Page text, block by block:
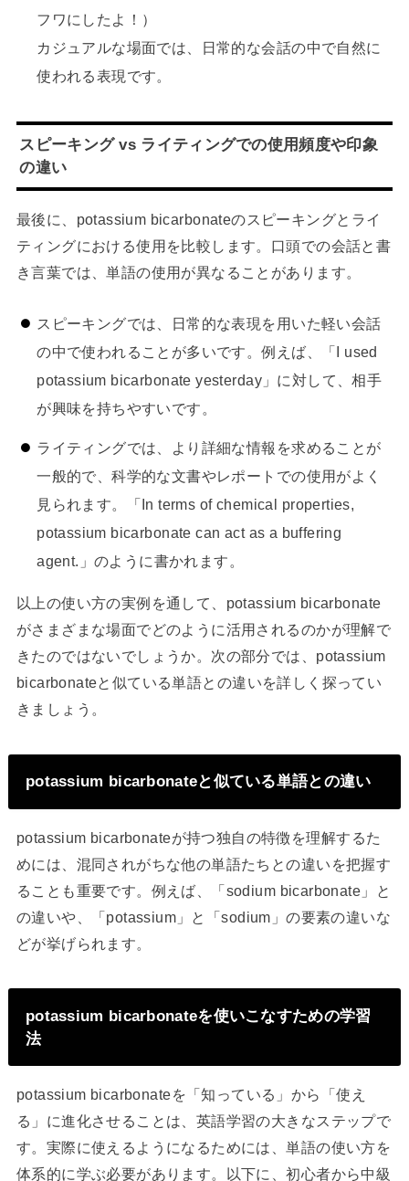
フワにしたよ！）
カジュアルな場面では、日常的な会話の中で自然に
使われる表現です。
スピーキング vs ライティングでの使用頻度や印象
の違い
最後に、potassium bicarbonateのスピーキングとライ
ティングにおける使用を比較します。口頭での会話と書
き言葉では、単語の使用が異なることがあります。
スピーキングでは、日常的な表現を用いた軽い会話
の中で使われることが多いです。例えば、「I used
potassium bicarbonate yesterday」に対して、相手
が興味を持ちやすいです。
ライティングでは、より詳細な情報を求めることが
一般的で、科学的な文書やレポートでの使用がよく
見られます。「In terms of chemical properties,
potassium bicarbonate can act as a buffering
agent.」のように書かれます。
以上の使い方の実例を通して、potassium bicarbonate
がさまざまな場面でどのように活用されるのかが理解で
きたのではないでしょうか。次の部分では、potassium
bicarbonateと似ている単語との違いを詳しく探ってい
きましょう。
potassium bicarbonateと似ている単語との違い
potassium bicarbonateが持つ独自の特徴を理解するた
めには、混同されがちな他の単語たちとの違いを把握す
ることも重要です。例えば、「sodium bicarbonate」と
の違いや、「potassium」と「sodium」の要素の違いな
どが挙げられます。
potassium bicarbonateを使いこなすための学習
法
potassium bicarbonateを「知っている」から「使え
る」に進化させることは、英語学習の大きなステップで
す。実際に使えるようになるためには、単語の使い方を
体系的に学ぶ必要があります。以下に、初心者から中級